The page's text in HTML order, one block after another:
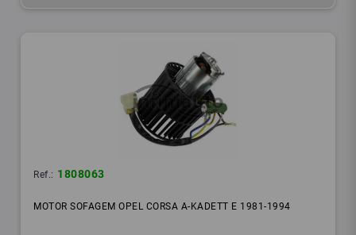
Ref.: 1808063
MOTOR SOFAGEM OPEL CORSA A-KADETT E 1981-1994